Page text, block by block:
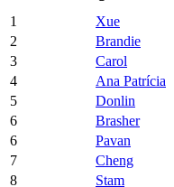
1
Xue
2
Brandie
3
Carol
4
Ana Patrícia
5
Donlin
6
Brasher
6
Pavan
7
Cheng
8
Stam